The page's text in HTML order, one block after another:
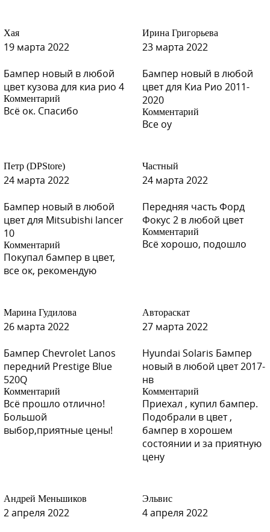
Хая
19 марта 2022
Бампер новый в любой
цвет кузова для киа рио 4
Комментарий
Всё ок. Спасибо
Ирина Григорьева
23 марта 2022
Бампер новый в любой
цвет для Киа Рио 2011-
2020
Комментарий
Все оу
Петр (DPStore)
24 марта 2022
Бампер новый в любой
цвет для Mitsubishi lancer
10
Комментарий
Покупал бампер в цвет,
все ок, рекомендую
Частный
24 марта 2022
Передняя часть Форд
Фокус 2 в любой цвет
Комментарий
Всё хорошо, подошло
Марина Гудилова
26 марта 2022
Бампер Chevrolet Lanos
передний Prestige Blue
520Q
Комментарий
Всё прошло отлично!
Большой
выбор,приятные цены!
Автораскат
27 марта 2022
Hyundai Solaris Бампер
новый в любой цвет 2017-
нв
Комментарий
Приехал , купил бампер.
Подобрали в цвет ,
бампер в хорошем
состоянии и за приятную
цену
Андрей Меньшиков
2 апреля 2022
Эльвис
4 апреля 2022